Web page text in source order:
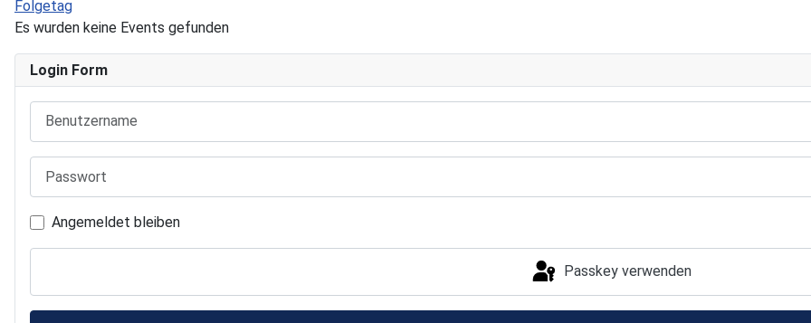
Folgetag
Es wurden keine Events gefunden
Login Form
Angemeldet bleiben
Passkey verwenden